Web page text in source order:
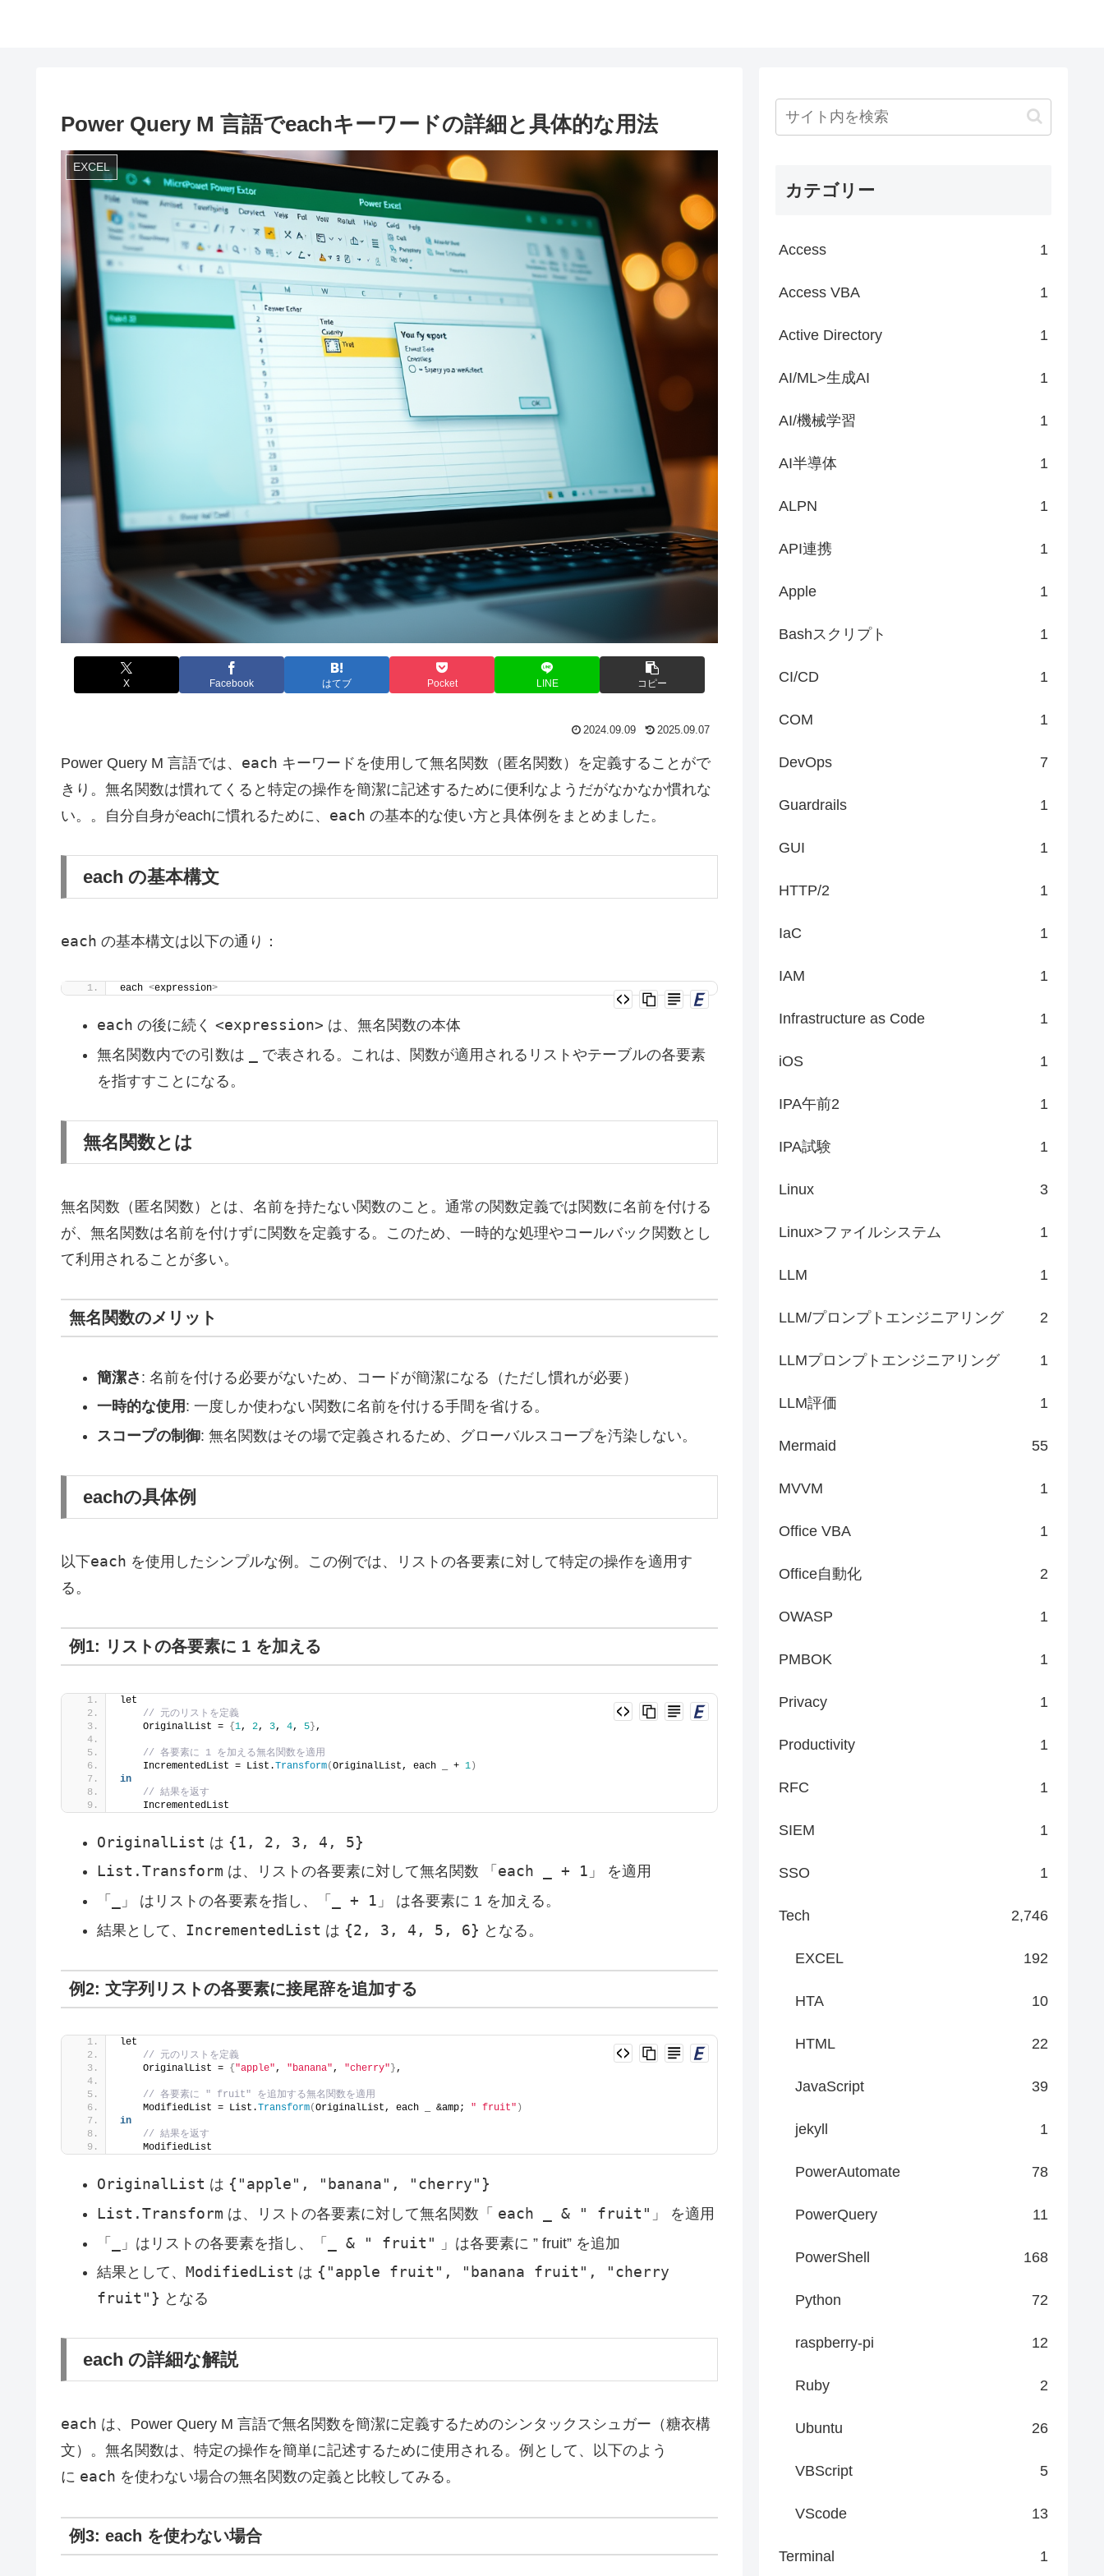
Power Query M 言語でeachキーワードの詳細と具体的な用法
EXCEL
X Facebook はてブ Pocket LINE コピー
2024.09.09 2025.09.07
Power Query M 言語では、 each キーワードを使用して無名関数（匿名関数）を定義することがで
きり。無名関数は慣れてくると特定の操作を簡潔に記述するために便利なようだがなかなか慣れな
い。。自分自身がeachに慣れるために、 each の基本的な使い方と具体例をまとめました。
each の基本構文
each の基本構文は以下の通り：
each <expression>
each の後に続く <expression> は、無名関数の本体
無名関数内での引数は
で表される。これは、関数が適用されるリストやテーブルの各要素
を指すすことになる。
無名関数とは
無名関数（匿名関数）とは、名前を持たない関数のこと。通常の関数定義では関数に名前を付ける
が、無名関数は名前を付けずに関数を定義する。このため、一時的な処理やコールバック関数とし
て利用されることが多い。
無名関数のメリット
簡潔さ : 名前を付ける必要がないため、コードが簡潔になる（ただし慣れが必要）
一時的な使用 : 一度しか使わない関数に名前を付ける手間を省ける。
スコープの制御: 無名関数はその場で定義されるため、グローバルスコープを汚染しない。
eachの具体例
以下each を使用したシンプルな例。この例では、リストの各要素に対して特定の操作を適用す
る。
例1: リストの各要素に 1 を加える
let
// 元のリストを定義
    OriginalList =
{1, 2, 3, 4, 5} ,
// 各要素に 1 を加える無名関数を適用
    IncrementedList = List.
Transform(OriginalList, each _ + 1)
in
// 結果を返す
    IncrementedList
OriginalList は {1, 2, 3, 4, 5}
List.Transform は、リストの各要素に対して無名関数 「each _ + 1」 を適用
「_」 はリストの各要素を指し、「 _ + 1 」 は各要素に 1 を加える。
結果として、 IncrementedList は {2, 3, 4, 5, 6} となる。
例2: 文字列リストの各要素に接尾辞を追加する
let
// 元のリストを定義
    OriginalList =
{ "apple", "banana", "cherry" },
// 各要素に " fruit" を追加する無名関数を適用
    ModifiedList = List.
Transform(OriginalList, each _ &amp; " fruit" )
in
// 結果を返す
    ModifiedList
OriginalList は {"apple", "banana", "cherry"}
List.Transform は、リストの各要素に対して無名関数「 each _ & " fruit" 」 を適用
「_ 」はリストの各要素を指し、「 _ & " fruit"
」は各要素に ” fruit” を追加
結果として、 ModifiedList は {"apple fruit", "banana fruit", "cherry
fruit"} となる
each の詳細な解説
each は、Power Query M 言語で無名関数を簡潔に定義するためのシンタックスシュガー（糖衣構
文）。無名関数は、特定の操作を簡単に記述するために使用される。例として、以下のよう
に each を使わない場合の無名関数の定義と比較してみる。
例3: each を使わない場合
カテゴリー
Access 1
Access VBA 1
Active Directory 1
AI/ML>生成AI 1
AI/機械学習 1
AI半導体 1
ALPN 1
API連携 1
Apple 1
Bashスクリプト 1
CI/CD 1
COM 1
DevOps 7
Guardrails 1
GUI 1
HTTP/2 1
IaC 1
IAM 1
Infrastructure as Code 1
iOS 1
IPA午前2 1
IPA試験 1
Linux 3
Linux>ファイルシステム 1
LLM 1
LLM/プロンプトエンジニアリング 2
LLMプロンプトエンジニアリング 1
LLM評価 1
Mermaid 55
MVVM 1
Office VBA 1
Office自動化 2
OWASP 1
PMBOK 1
Privacy 1
Productivity 1
RFC 1
SIEM 1
SSO 1
Tech 2,746
EXCEL 192
HTA 10
HTML 22
JavaScript 39
jekyll 1
PowerAutomate 78
PowerQuery 11
PowerShell 168
Python 72
raspberry-pi 12
Ruby 2
Ubuntu 26
VBScript 5
VScode 13
Terminal 1